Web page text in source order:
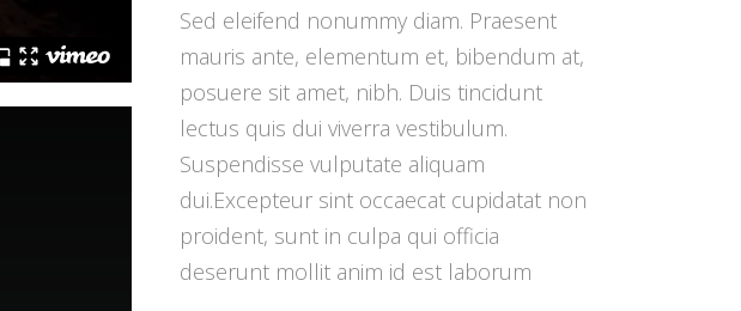
Sed eleifend nonummy diam. Praesent
mauris ante, elementum et, bibendum at,
posuere sit amet, nibh. Duis tincidunt
lectus quis dui viverra vestibulum.
Suspendisse vulputate aliquam
dui.Excepteur sint occaecat cupidatat non
proident, sunt in culpa qui officia
deserunt mollit anim id est laborum